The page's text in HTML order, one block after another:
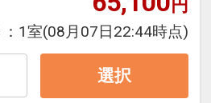
ーデン」（季節営業）
ェイブプールをはじ
ィプールでもあるメイ
イプ・食事条件・プラ
泊数の増減等の変更）
期申込割引は適用され
円
1室(08月07日22:44時点)
選択